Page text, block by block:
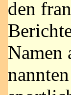
den
Namen